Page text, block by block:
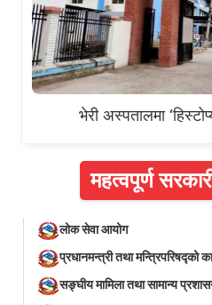
भेरी अस्पतालमा
महत्वपूर्ण
लोक सेवा आयोग
प्रधानमन्त्री तथा मन्त्रिपरिषद्को
सङ्घीय मामिला तथा सामान्य